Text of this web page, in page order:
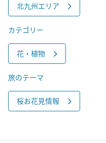
北九州エリア
カテゴリー
花・植物
旅のテーマ
桜お花見情報